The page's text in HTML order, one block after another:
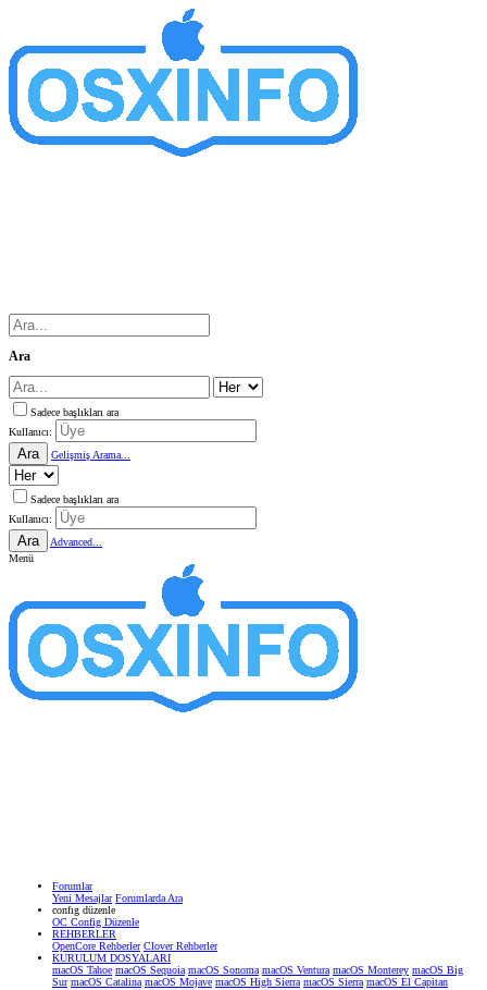
Ara
Sadece başlıkları ara
Kullanıcı:
Ara Gelişmiş Arama...
Sadece başlıkları ara
Kullanıcı:
Ara
Advanced...
Menü
Forumlar
Yeni Mesajlar Forumlarda Ara
confıg düzenle
OC Config Düzenle
REHBERLER
OpenCore Rehberler Clover Rehberler
KURULUM DOSYALARI
macOS Tahoe macOS Sequoia macOS Sonoma macOS Ventura macOS Monterey macOS Big
Sur macOS Catalina macOS Mojave macOS High Sierra macOS Sierra macOS El Capitan